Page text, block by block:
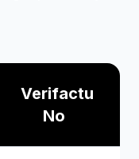
Verifactu
No